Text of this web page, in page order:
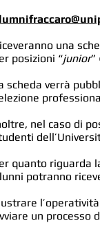
una
posizioni “junior”
scheda verrà
nel caso di
quanto riguarda
potranno
un processo